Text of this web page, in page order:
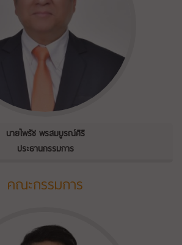
นายไพรัช พรสมบูรณ์ศิริ
ประธานกรรมการ
คณะกรรมการ